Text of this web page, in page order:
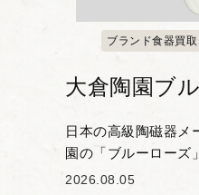
ブランド食器買取
大倉陶園ブ
日本の高級陶磁器メ
園の「ブルーローズ
だきました。 大倉陶
2026.08.05